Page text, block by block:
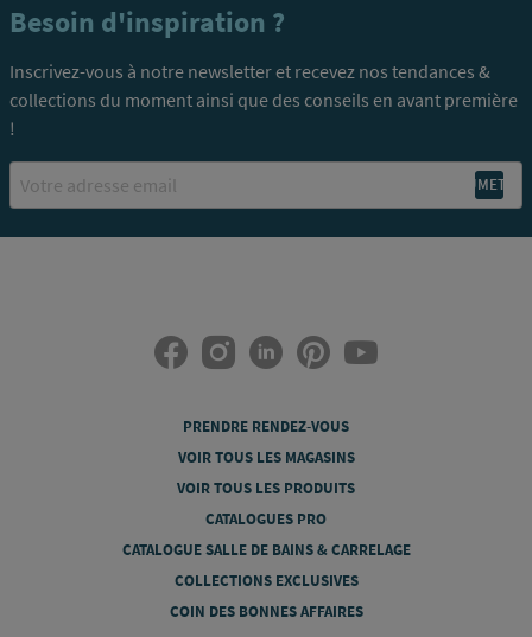
Besoin d'inspiration ?
Inscrivez-vous à notre newsletter et recevez nos tendances &
collections du moment ainsi que des conseils en avant première
!
Email
PRENDRE RENDEZ-VOUS
VOIR TOUS LES MAGASINS
VOIR TOUS LES PRODUITS
CATALOGUES PRO
CATALOGUE SALLE DE BAINS & CARRELAGE
COLLECTIONS EXCLUSIVES
COIN DES BONNES AFFAIRES